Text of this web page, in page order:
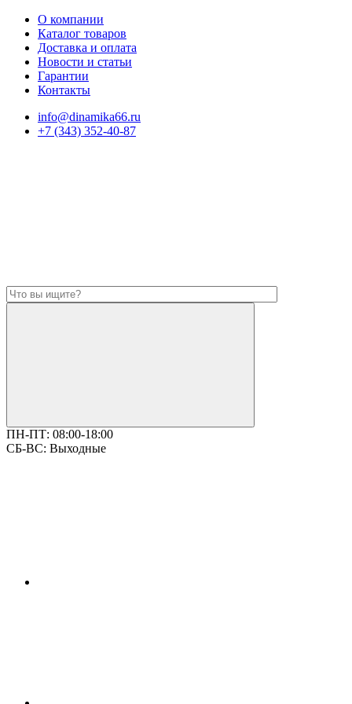
О компании
Каталог товаров
Доставка и оплата
Новости и статьи
Гарантии
Контакты
info@dinamika66.ru
+7 (343) 352-40-87
ПН-ПТ: 08:00-18:00
СБ-ВС: Выходные